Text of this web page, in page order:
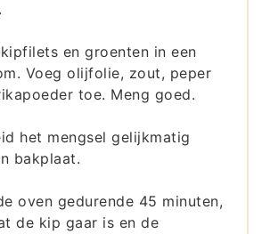
en groenten in een
Voeg olijfolie, zout, peper
toe. Meng goed.
het mengsel gelijkmatig
bakplaat.
oven gedurende 45 minuten,
de kip gaar is en de